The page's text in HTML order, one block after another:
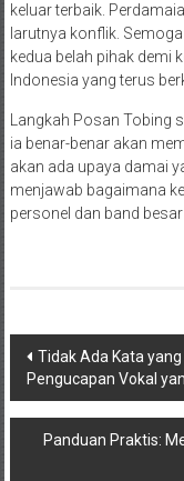
keluar terbaik.
larutnya konflik.
kedua belah pihak demi
Indonesia yang terus
Langkah Posan Tobing
ia benar-benar akan
akan ada upaya damai
menjawab bagaimana
personel dan band besar
Navigasi
pos
Tidak Ada Kata
Pengucapan Vokal
Panduan Praktis: